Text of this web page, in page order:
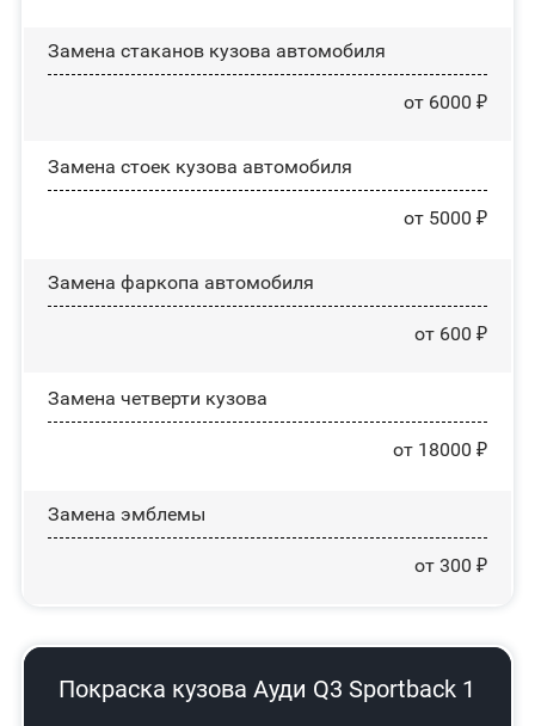
Замена стаканов кузова автомобиля
от 6000 ₽
Замена стоек кузова автомобиля
от 5000 ₽
Замена фаркопа автомобиля
от 600 ₽
Замена четверти кузова
от 18000 ₽
Замена эмблемы
от 300 ₽
Покраска кузова Ауди Q3 Sportback 1